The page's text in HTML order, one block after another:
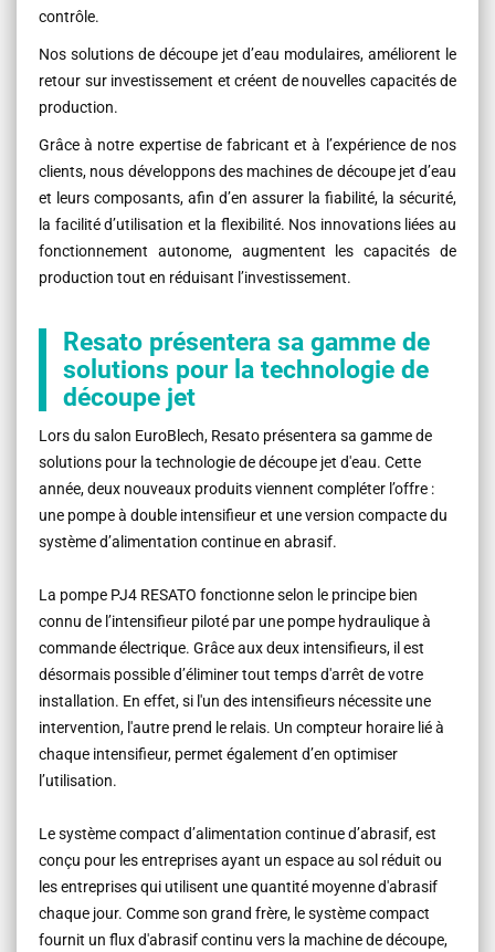
contrôle.
Nos solutions de découpe jet d’eau modulaires, améliorent le
retour sur investissement et créent de nouvelles capacités de
production.
Grâce à notre expertise de fabricant et à l’expérience de nos
clients, nous développons des machines de découpe jet d’eau
et leurs composants, afin d’en assurer la fiabilité, la sécurité,
la facilité d’utilisation et la flexibilité. Nos innovations liées au
fonctionnement autonome, augmentent les capacités de
production tout en réduisant l’investissement.
Resato présentera sa gamme de
solutions pour la technologie de
découpe jet
Lors du salon EuroBlech, Resato présentera sa gamme de
solutions pour la technologie de découpe jet d'eau. Cette
année, deux nouveaux produits viennent compléter l’offre :
une pompe à double intensifieur et une version compacte du
système d’alimentation continue en abrasif.
La pompe PJ4 RESATO fonctionne selon le principe bien
connu de l’intensifieur piloté par une pompe hydraulique à
commande électrique. Grâce aux deux intensifieurs, il est
désormais possible d’éliminer tout temps d'arrêt de votre
installation. En effet, si l'un des intensifieurs nécessite une
intervention, l'autre prend le relais. Un compteur horaire lié à
chaque intensifieur, permet également d’en optimiser
l’utilisation.
Le système compact d’alimentation continue d’abrasif, est
conçu pour les entreprises ayant un espace au sol réduit ou
les entreprises qui utilisent une quantité moyenne d'abrasif
chaque jour. Comme son grand frère, le système compact
fournit un flux d'abrasif continu vers la machine de découpe,